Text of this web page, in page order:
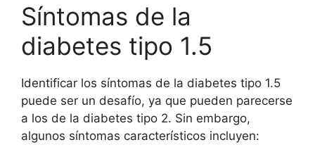
Síntomas de la
diabetes tipo 1.5
Identificar los síntomas de la diabetes tipo 1.5
puede ser un desafío, ya que pueden parecerse
a los de la diabetes tipo 2. Sin embargo,
algunos síntomas característicos incluyen: